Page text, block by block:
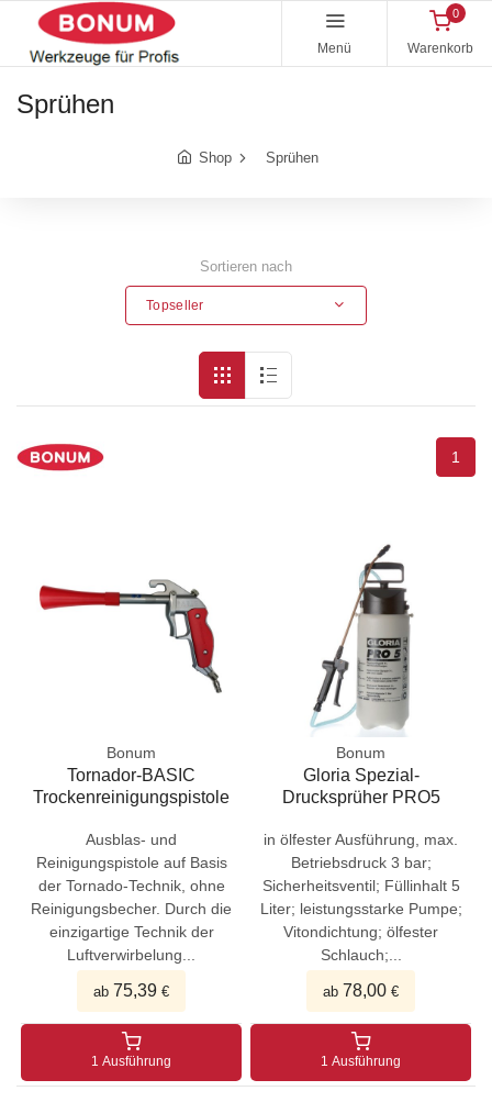
Menü
0
Warenkorb
Sprühen
Shop Sprühen
Sortieren nach
Topseller
1
Bonum
Tornador-BASIC
Trockenreinigungspistole
Ausblas- und
Reinigungspistole auf Basis
der Tornado-Technik, ohne
Reinigungsbecher. Durch die
einzigartige Technik der
Luftverwirbelung...
ab 75,39 €
1 Ausführung
Bonum
Gloria Spezial-
Drucksprüher PRO5
in ölfester Ausführung, max.
Betriebsdruck 3 bar;
Sicherheitsventil; Füllinhalt 5
Liter; leistungsstarke Pumpe;
Vitondichtung; ölfester
Schlauch;...
ab 78,00 €
1 Ausführung